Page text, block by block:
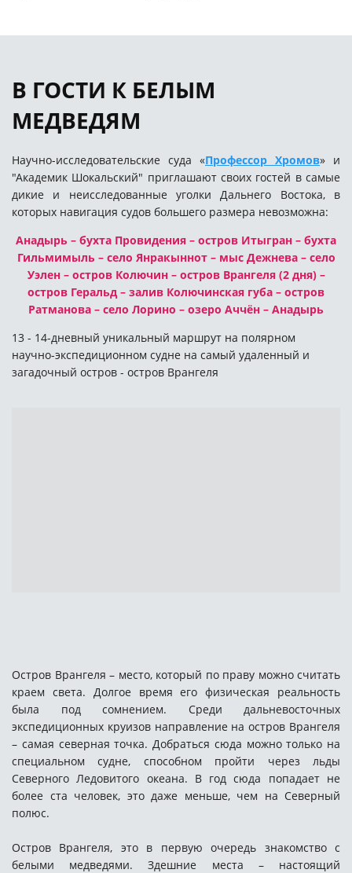
В ГОСТИ К БЕЛЫМ
МЕДВЕДЯМ
Научно-исследовательские суда «Профессор Хромов» и
"Академик Шокальский" приглашают своих гостей в самые
дикие и неисследованные уголки Дальнего Востока, в
которых навигация судов большего размера невозможна:
Анадырь – бухта Провидения – остров Итыгран – бухта
Гильмимыль – село Янракыннот – мыс Дежнева – село
Уэлен – остров Колючин – остров Врангеля (2 дня) –
остров Геральд – залив Колючинская губа – остров
Ратманова – село Лорино – озеро Аччён – Анадырь
13 - 14-дневный уникальный маршрут на полярном
научно-экспедиционном судне на самый удаленный и
загадочный остров - остров Врангеля
Остров Врангеля – место, который по праву можно считать
краем света. Долгое время его физическая реальность
была под сомнением. Среди дальневосточных
экспедиционных круизов направление на остров Врангеля
– самая северная точка. Добраться сюда можно только на
специальном судне, способном пройти через льды
Северного Ледовитого океана. В год сюда попадает не
более ста человек, это даже меньше, чем на Северный
полюс.
Остров Врангеля, это в первую очередь знакомство с
белыми медведями. Здешние места – настоящий